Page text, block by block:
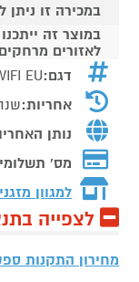
במכירה זו ניתן לרכוש עד 1
במוצר זה
לאזורים
דגם:EU
אחריות:
נותן
מס'
למגוון
לצפייה
מחירון התקנות